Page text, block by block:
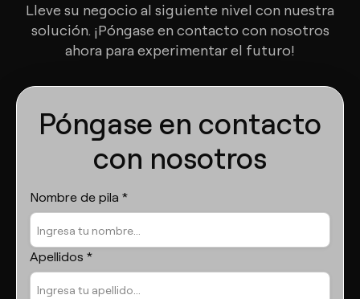
Lleve su negocio al siguiente nivel con nuestra
solución. ¡Póngase en contacto con nosotros
ahora para experimentar el futuro!
Póngase en contacto
con nosotros
Nombre de pila *
Apellidos *